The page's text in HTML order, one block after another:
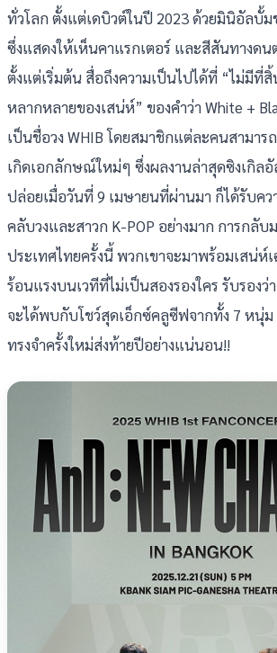
ทั่วโลก ตั้งแต่เดบิวต์ในปี 2023 ด้วยมินิอัลบั้ม
ซึ่งแสดงให้เห็นคาแรกเตอร์ และสีสันทางดน
ตั้งแต่เริ่มต้น สื่อถึงความเป็นไปได้ที่ “ไม่มีที่
หลากหลายของเสน่ห์” ของคำว่า White +
เป็นชื่อวง WHIB โดยสมาชิกแต่ละคนสามา
เกิดเอกลักษณ์ใหม่ๆ ซึ่งผลงานล่าสุดซิงเกิลอั
ปล่อยเมื่อวันที่ 9 เมษายนที่ผ่านมา ก็ได้รับค
คลับวงและสาวก K-POP อย่างมาก การกลั
ประเทศไทยครั้งนี้ พวกเขาจะมาพร้อมเสน่ห์
ร้อนแรงบนเวทีที่ไม่เป็นสองรองใคร รับรองว่
จะได้พบกับโชว์สุดเอ็กซ์คลูซีฟจากทั้ง 7 หนุ่ม
ทรงจำครั้งใหม่ส่งท้ายปีอย่างแน่นอน!!